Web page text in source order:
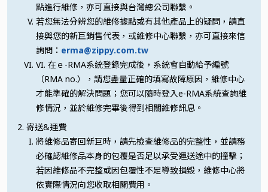
點進行維修，亦可直接與台灣總公司聯繫。
若您無法分辨您的維修據點或有其他產品上的疑問，請直
接與您的新巨銷售代表，或維修中心聯繫，亦可直接來信
詢問： erma@zippy.com.tw
VI. 在ｅ-RMA系統登錄完成後，系統會自動給予編號
（RMA no.），請您盡量正確的填寫故障原因，維修中心
才能準確的解決問題；您可以隨時登入e-RMA系統查詢維
修情況，並於維修完畢後得到相關維修訊息。
寄送&運費
將維修品寄回新巨時，請先檢查維修品的完整性，並請務
必確認維修品本身的包覆是否足以承受運送途中的撞擊；
若因維修品不完整或因包覆性不足導致損毀，維修中心將
依實際情況向您收取相關費用。